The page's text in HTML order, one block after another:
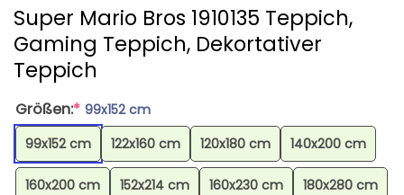
Super Mario Bros 1910135 Teppich,
Gaming Teppich, Dekortativer
Teppich
Größen:* 99x152 cm
99x152 cm
122x160 cm 120x180 cm 140x200 cm
160x200 cm 152x214 cm 160x230 cm 180x280 cm